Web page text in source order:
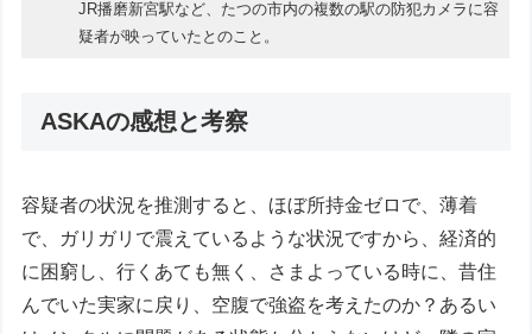
JR播磨新宮駅など、たつの市内の複数の駅の防犯カメラに容
疑者が映っていたとのこと。
ASKAの感想と考察
容疑者の状況を推測すると、ほぼ所持金ゼロで、薄着
で、ガリガリで震えているような状況ですから、経済的
に困窮し、行くあても無く、さまよっている時に、昔住
んでいた実家に戻り、空腹で強盗を考えたのか？あるい